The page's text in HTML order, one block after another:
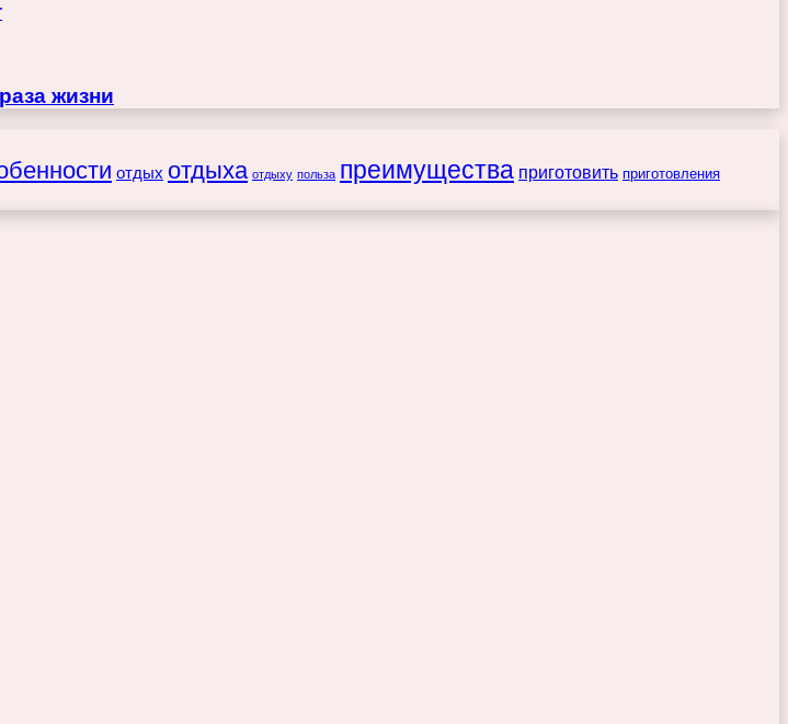
жизни
отдых отдыха отдыху польза преимущества приготовить приготовления